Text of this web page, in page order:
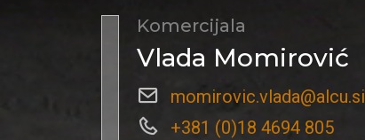
Komercijala
Vlada Momirović
momirovic.vlada@alcu.si
+381 (0)18 4694 805